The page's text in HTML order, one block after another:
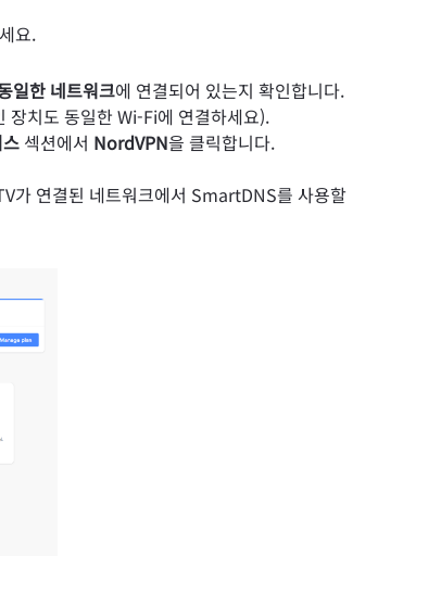
요.
일한 네트워크에 연결되어 있는지 확인합니다.
장치도 동일한 Wi-Fi에 연결하세요).
섹션에서 NordVPN을 클릭합니다.
가 연결된 네트워크에서 SmartDNS를 사용할